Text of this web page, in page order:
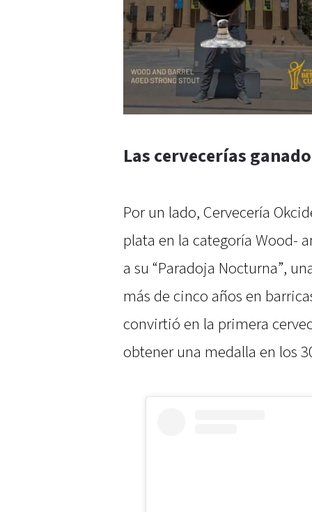
Las cervecerías
Por un lado, Cervecería
plata en la categoría Wood-
a su “Paradoja Nocturna”,
más de cinco años en
convirtió en la primera
obtener una medalla en los